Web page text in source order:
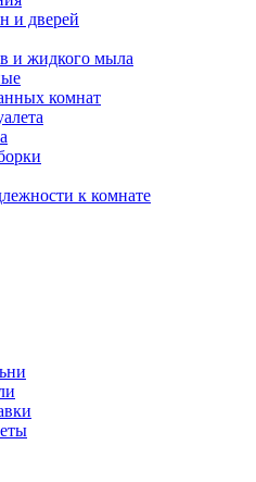
и дверей
и жидкого мыла
комнат
к комнате